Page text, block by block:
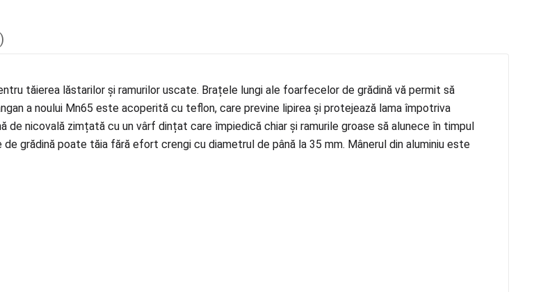
tăierea lăstarilor și ramurilor uscate. Brațele lungi ale foarfecelor de grădină vă permit să
a noului Mn65 este acoperită cu teflon, care previne lipirea și protejează lama împotriva
de nicovală zimțată cu un vârf dințat care împiedică chiar și ramurile groase să alunece în timpul
grădină poate tăia fără efort crengi cu diametrul de până la 35 mm. Mânerul din aluminiu este